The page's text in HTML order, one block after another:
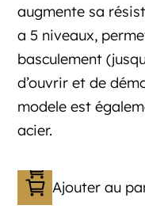
augmente sa
a 5 niveaux,
basculement
d’ouvrir et de
modele est
acier.
Ajouter au